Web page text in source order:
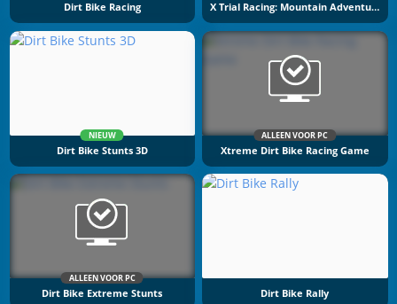
Dirt Bike Racing X Trial Racing: Mountain Adventure
NIEUW
Dirt Bike Stunts 3D
ALLEEN VOOR PC
Xtreme Dirt Bike Racing Game
ALLEEN VOOR PC
Dirt Bike Extreme Stunts Dirt Bike Rally